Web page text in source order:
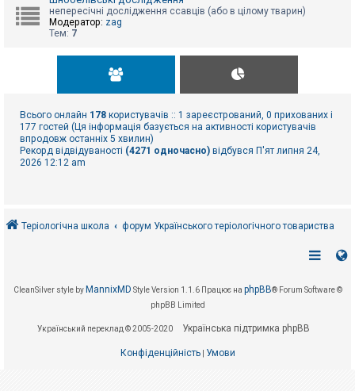
непересічні дослідження ссавців (або в цілому тварин)
Модератор: zag
Тем: 7
Всього онлайн 178 користувачів :: 1 зареєстрований, 0 прихованих і
177 гостей (Ця інформація базується на активності користувачів
впродовж останніх 5 хвилин)
Рекорд відвідуваності (4271 одночасно) відбувся П'ят липня 24,
2026 12:12 am
Теріологічна школа форум Українського теріологічного товариства
CleanSilver style by MannixMD Style Version 1.1.6 Працює на phpBB® Forum Software ©
phpBB Limited
Український переклад © 2005-2020 Українська підтримка phpBB
Конфіденційність| Умови